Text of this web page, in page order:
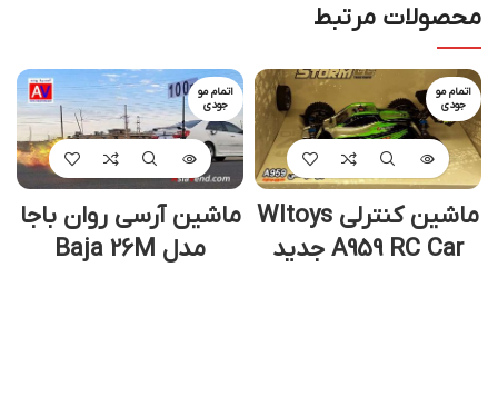
محصولات مرتبط
اتمام مو
جودی
ماشین کنترلی Wltoys
A959 RC Car جدید
اتمام مو
جودی
ماشین آرسی روان باجا
مدل Baja 26M